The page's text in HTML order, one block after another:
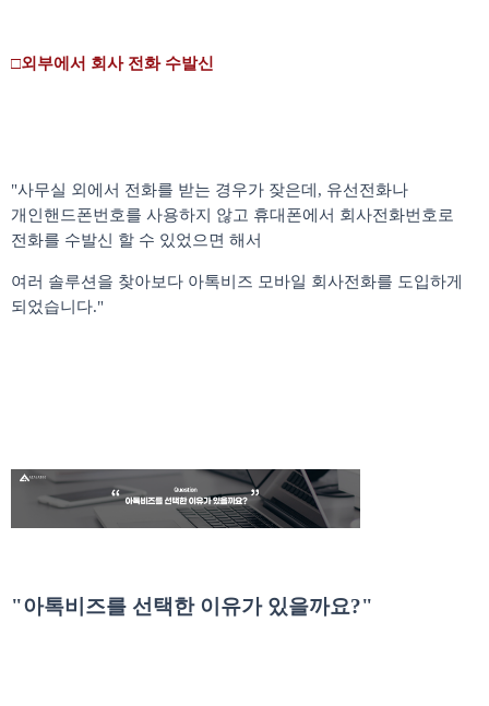
□외부에서 회사 전화 수발신
"사무실 외에서 전화를 받는 경우가 잦은데 , 유선전화나
개인핸드폰번호를 사용하지 않고 휴대폰에서 회사전화번호로
전화를 수발신 할 수 있었으면 해서
여러 솔루션을 찾아보다 아톡비즈 모바일 회사전화를 도입하게
되었습니다."
"아톡비즈를 선택한 이유가 있을까요?"